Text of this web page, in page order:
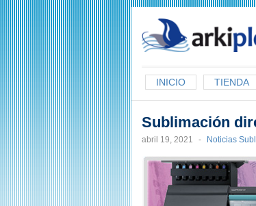
INICIO TIENDA
Sublimación
abril 19, 2021 - Noticias